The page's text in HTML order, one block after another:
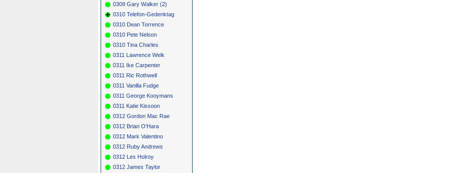
0309 Gary Walker (2)
0310 Telefon-Gedenktag
0310 Dean Torrence
0310 Pete Nelson
0310 Tina Charles
0311 Lawrence Welk
0311 Ike Carpenter
0311 Ric Rothwell
0311 Vanilla Fudge
0311 George Kooymans
0311 Katie Kissoon
0312 Gordon Mac Rae
0312 Brian O'Hara
0312 Mark Valentino
0312 Ruby Andrews
0312 Les Holroy
0312 James Taylor